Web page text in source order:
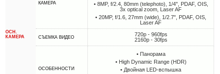
ОСН.
КАМЕРА
КАМЕРА
• 8MP, f/2.4, 80mm (telephoto), 1/4", PDAF, OIS,
3x optical zoom, Laser AF
• 20MP, f/1.6, 27mm (wide), 1/2.7", PDAF, OIS,
Laser AF
СЪЕМКА ВИДЕО
720p - 960fps
2160p - 30fps
ОСОБЕННОСТИ
• Панорама
• High Dynamic Range (HDR)
• Двойная LED-вспышка